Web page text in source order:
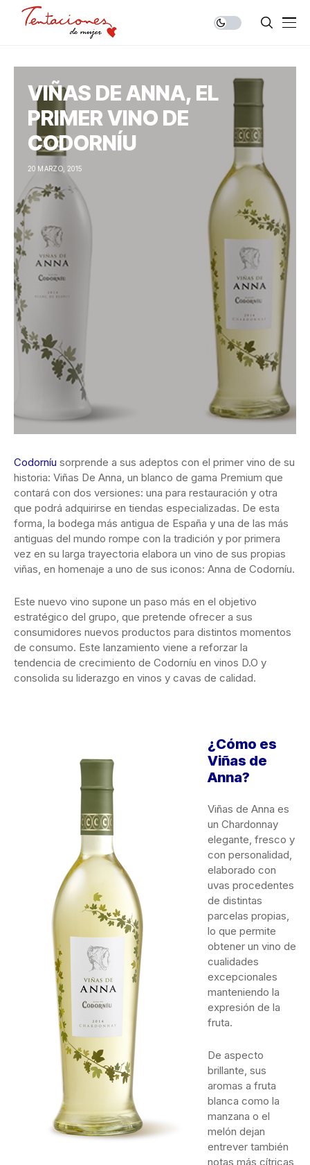
VIÑAS DE ANNA, EL
PRIMER VINO DE
CODORNÍU
20 MARZO, 2015
Codorníu sorprende a sus adeptos con el primer vino de su
historia: Viñas De Anna, un blanco de gama Premium que
contará con dos versiones: una para restauración y otra
que podrá adquirirse en tiendas especializadas. De esta
forma, la bodega más antigua de España y una de las más
antiguas del mundo rompe con la tradición y por primera
vez en su larga trayectoria elabora un vino de sus propias
viñas, en homenaje a uno de sus iconos: Anna de Codorníu.
Este nuevo vino supone un paso más en el objetivo
estratégico del grupo, que pretende ofrecer a sus
consumidores nuevos productos para distintos momentos
de consumo. Este lanzamiento viene a reforzar la
tendencia de crecimiento de Codorníu en vinos D.O y
consolida su liderazgo en vinos y cavas de calidad.
¿Cómo es
Viñas de
Anna?
Viñas de Anna es
un Chardonnay
elegante, fresco y
con personalidad,
elaborado con
uvas procedentes
de distintas
parcelas propias,
lo que permite
obtener un vino de
cualidades
excepcionales
manteniendo la
expresión de la
fruta.
De aspecto
brillante, sus
aromas a fruta
blanca como la
manzana o el
melón dejan
entrever también
notas más cítricas